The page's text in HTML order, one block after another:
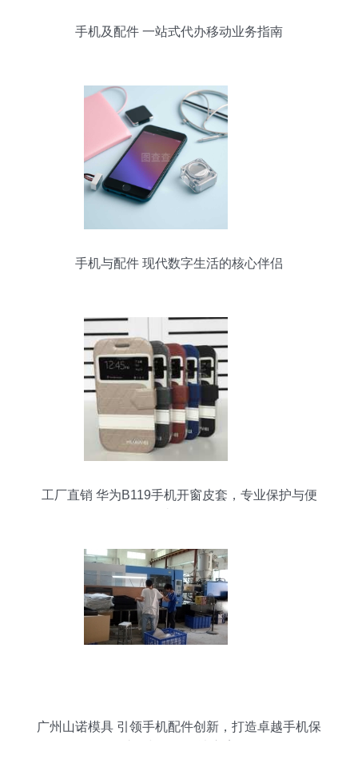
手机及配件 一站式代办移动业务指南
手机与配件 现代数字生活的核心伴侣
工厂直销 华为B119手机开窗皮套，专业保护与便
广州山诺模具 引领手机配件创新，打造卓越手机保